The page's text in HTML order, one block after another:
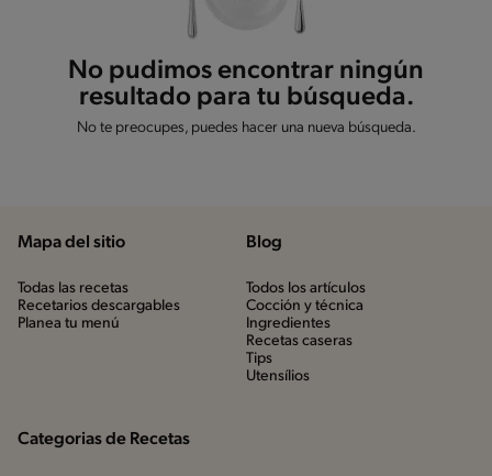
No pudimos encontrar ningún
resultado para tu búsqueda.
No te preocupes, puedes hacer una nueva búsqueda.
Mapa del sitio
Todas las recetas
Recetarios descargables
Planea tu menú
Blog
Todos los artículos
Cocción y técnica
Ingredientes
Recetas caseras
Tips
Utensílios
Categorias de Recetas